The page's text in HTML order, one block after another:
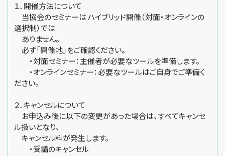
１．開催方法について
当協会のセミナーは ハイブリッド開催（対面・オンラインの
選択制）では
ありません。
必ず「開催地」をご確認ください。
・対面セミナー：主催者が必要なツールを準備します。
・オンラインセミナー：必要なツールはご自身でご準備く
ださい。
２．キャンセルについて
お申込み後に以下の変更があった場合は、すべてキャンセ
ル扱いとなり、
キャンセル料が発生します。
・受講のキャンセル